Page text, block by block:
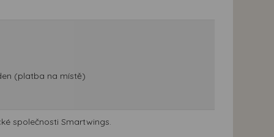
(platba na místě)
společnosti Smartwings.